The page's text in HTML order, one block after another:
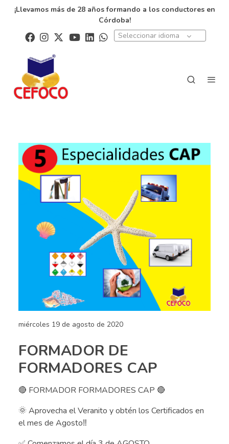
¡Llevamos más de 28 años formando a los conductores en
Córdoba!
Seleccionar idioma
miércoles 19 de agosto de 2020
FORMADOR DE
FORMADORES CAP
🔴 FORMADOR FORMADORES CAP 🔴
🌞 Aprovecha el Veranito y obtén los Certificados en
el mes de Agosto‼️